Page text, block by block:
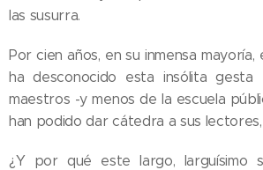
las susurra.
Por cien años, en su inmensa
ha desconocido esta insólita gesta
maestros -y menos de la escuela
han podido dar cátedra a sus lectores,
¿Y por qué este largo, larguísimo